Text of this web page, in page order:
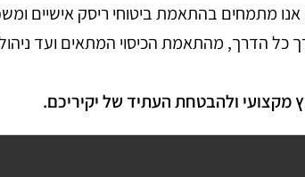
אנו מתמחים בהתאמת ביטוחי ריסק אישיים
כל הדרך, מהתאמת הכיסוי המתאים ועד
מקצועי ולהבטחת העתיד של יקיריכם.